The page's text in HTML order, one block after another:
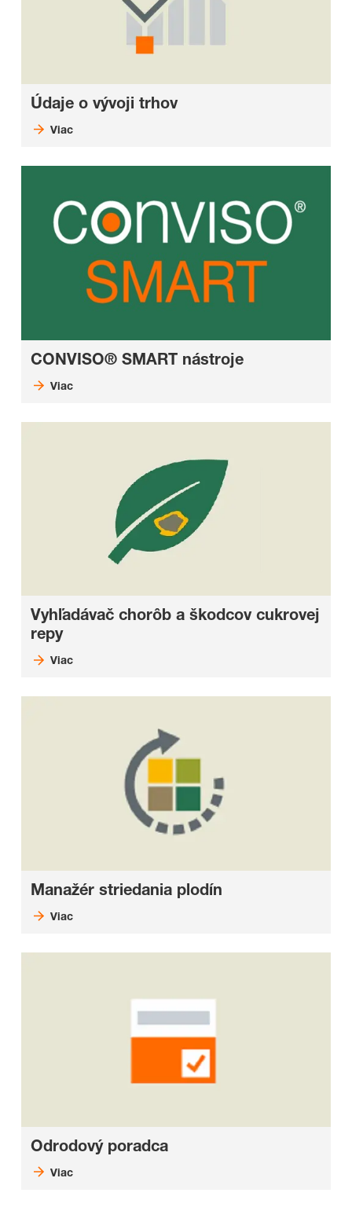
Údaje o vývoji trhov
Viac
CONVISO® SMART nástroje
Viac
Vyhľadávač chorôb a škodcov cukrovej
repy
Viac
Manažér striedania plodín
Viac
Odrodový poradca
Viac